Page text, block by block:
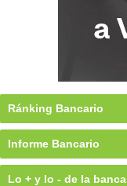
Ránking Bancario
Informe Bancario
Lo + y lo - de la banca